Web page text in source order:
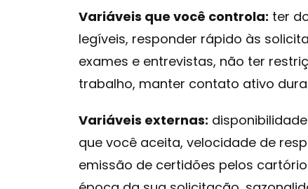
Variáveis que você controla: ter
legíveis, responder rápido às
exames e entrevistas, não ter
trabalho, manter contato ativo
Variáveis externas:
que você aceita, velocidade de
emissão de certidões pelos